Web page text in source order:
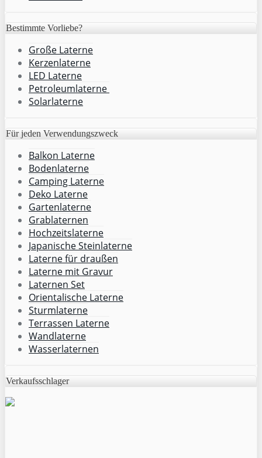
Bestimmte Vorliebe?
Große Laterne
Kerzenlaterne
LED Laterne
Petroleumlaterne
Solarlaterne
Für jeden Verwendungszweck
Balkon Laterne
Bodenlaterne
Camping Laterne
Deko Laterne
Gartenlaterne
Grablaternen
Hochzeitslaterne
Japanische Steinlaterne
Laterne für draußen
Laterne mit Gravur
Laternen Set
Orientalische Laterne
Sturmlaterne
Terrassen Laterne
Wandlaterne
Wasserlaternen
Verkaufsschlager